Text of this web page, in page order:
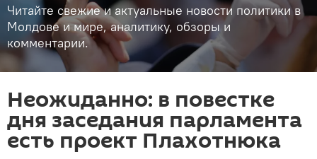
Читайте свежие и актуальные новости политики в
Молдове и мире, аналитику, обзоры и
комментарии.
Неожиданно: в повестке
дня заседания парламента
есть проект Плахотнюка